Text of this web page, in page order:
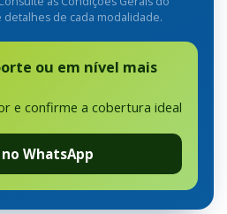
de cada modalidade.
ou em nível mais
e confirme a cobertura ideal
WhatsApp